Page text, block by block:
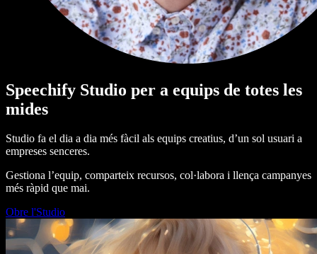
Speechify Studio per a equips de totes les
mides
Studio fa el dia a dia més fàcil als equips creatius, d’un sol usuari a
empreses senceres.
Gestiona l’equip, comparteix recursos, col·labora i llença campanyes
més ràpid que mai.
Obre l'Studio